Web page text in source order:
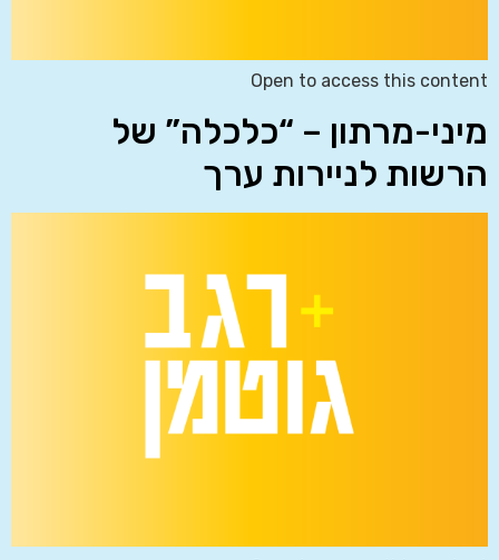
Open to access this content
מיני-מרתון – “כלכלה” של
הרשות לניירות ערך